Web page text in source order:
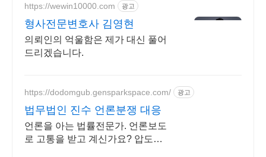
https://wewin10000.com 광고
형사전문변호사 김영현
의뢰인의 억울함은 제가 대신 풀어
드리겠습니다.
https://dodomgub.gensparkspace.com/ 광고
법무법인 진수 언론분쟁 대응
언론을 아는 법률전문가. 언론보도
로 고통을 받고 계신가요? 압도적